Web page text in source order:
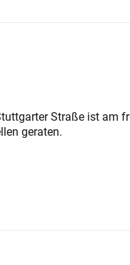
Straße ist am
geraten.